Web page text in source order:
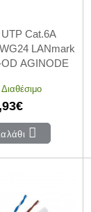
Cat.6A
LANmark
AGINODE